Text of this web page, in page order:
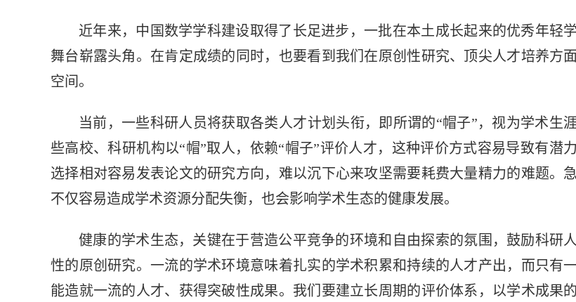
近年来，中国数学学科建设取得了长足进步，一批在本土成长起来的优秀年轻
舞台崭露头角。在肯定成绩的同时，也要看到我们在原创性研究、顶尖人才培养方
空间。
当前，一些科研人员将获取各类人才计划头衔，即所谓的“帽子”，视为学术生
些高校、科研机构以“帽”取人，依赖“帽子”评价人才，这种评价方式容易导致有潜
选择相对容易发表论文的研究方向，难以沉下心来攻坚需要耗费大量精力的难题。
不仅容易造成学术资源分配失衡，也会影响学术生态的健康发展。
健康的学术生态，关键在于营造公平竞争的环境和自由探索的氛围，鼓励科研
性的原创研究。一流的学术环境意味着扎实的学术积累和持续的人才产出，而只有
能造就一流的人才、获得突破性成果。我们要建立长周期的评价体系，以学术成果